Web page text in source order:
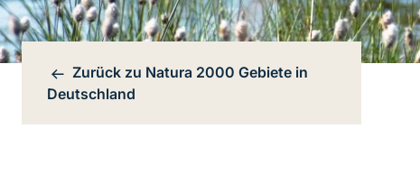
Bereichsnavigation
Zurück zu Natura 2000 Gebiete in
Deutschland